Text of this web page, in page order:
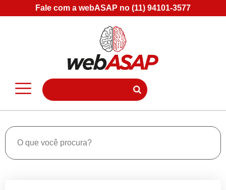
Fale com a webASAP no (11) 94101-3577